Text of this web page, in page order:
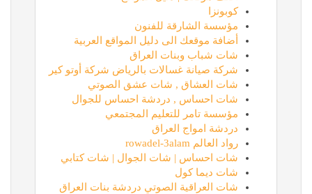
كوبونزا
مؤسسة الشارقة للفنون
أضافة موقعك الى دليل المواقع العربية
شات شباب وبنات العراق
شركة صيانة غسالات بالرياض شركة أوتو كير
شات العشاق , شات عشق الصوتي
شات احساس , دردشة احساس للجوال
مؤسسة تامر للتعليم المجتمعي
دردشة امواج العراق
رواد العالم rowadel-3alam
شات احساس | شات الجوال | شات كتابي
شات ديما كول
شات العراقية الصوتي دردشة بنات العراق